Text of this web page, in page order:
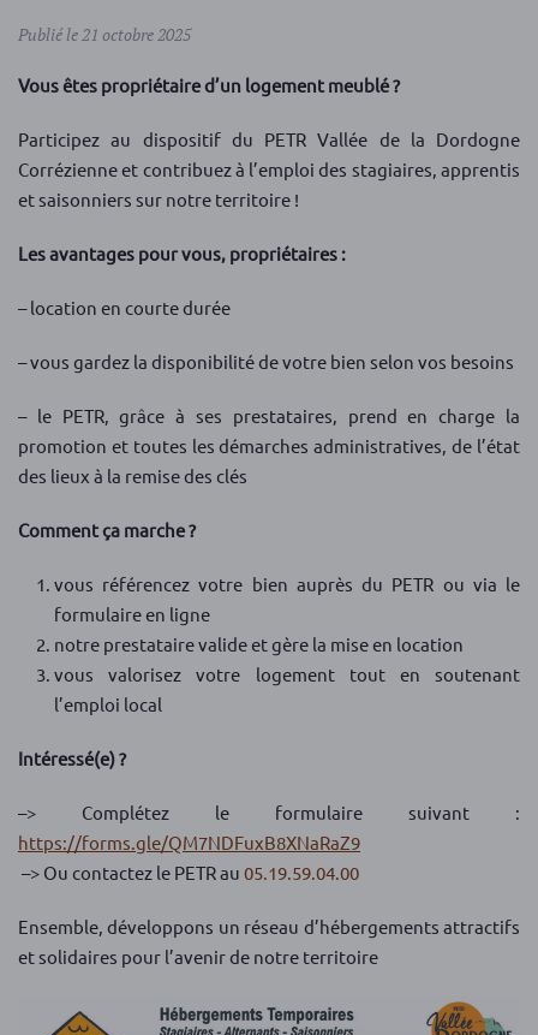
Publié le 21 octobre 2025
Vous êtes propriétaire d’un logement meublé ?
Participez au dispositif du PETR Vallée de la Dordogne
Corrézienne et contribuez à l’emploi des stagiaires, apprentis
et saisonniers sur notre territoire !
Les avantages pour vous, propriétaires :
– location en courte durée
– vous gardez la disponibilité de votre bien selon vos besoins
– le PETR, grâce à ses prestataires, prend en charge la
promotion et toutes les démarches administratives, de l’état
des lieux à la remise des clés
Comment ça marche ?
vous référencez votre bien auprès du PETR ou via le
formulaire en ligne
notre prestataire valide et gère la mise en location
vous valorisez votre logement tout en soutenant
l’emploi local
Intéressé(e) ?
–> Complétez le formulaire suivant :
https://forms.gle/QM7NDFuxB8XNaRaZ9
–> Ou contactez le PETR au 05.19.59.04.00
Ensemble, développons un réseau d’hébergements attractifs
et solidaires pour l’avenir de notre territoire